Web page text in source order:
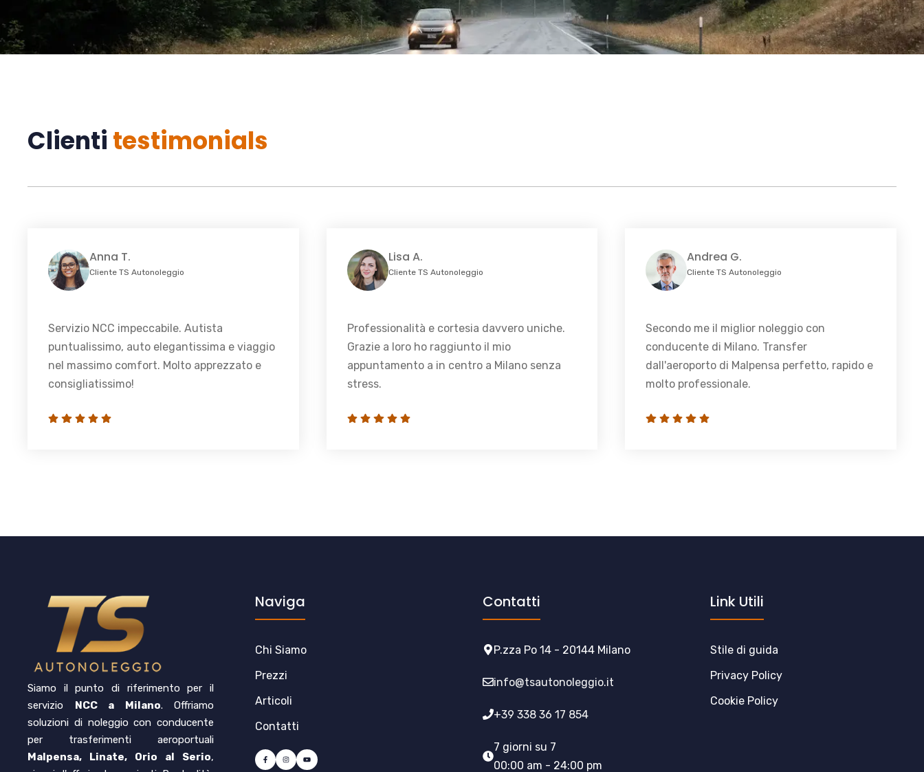
Clienti testimonials
Anna T.
Cliente TS Autonoleggio
Servizio NCC impeccabile. Autista
puntualissimo, auto elegantissima e viaggio
nel massimo comfort. Molto apprezzato e
consigliatissimo!
Lisa A.
Cliente TS Autonoleggio
Professionalità e cortesia davvero uniche.
Grazie a loro ho raggiunto il mio
appuntamento a in centro a Milano senza
stress.
Andrea G.
Cliente TS Autonoleggio
Secondo me il miglior noleggio con
conducente di Milano. Transfer
dall'aeroporto di Malpensa perfetto, rapido e
molto professionale.
Siamo il punto di riferimento per il
servizio NCC a Milano. Offriamo
soluzioni di noleggio con conducente
per trasferimenti aeroportuali
Malpensa, Linate, Orio al Serio,
Naviga
Chi Siamo
Prezzi
Articoli
Contatti
Contatti
P.zza Po 14 - 20144 Milano
info@tsautonoleggio.it
+39 338 36 17 854
7 giorni su 7
00:00 am - 24:00 pm
Link Utili
Stile di guida
Privacy Policy
Cookie Policy